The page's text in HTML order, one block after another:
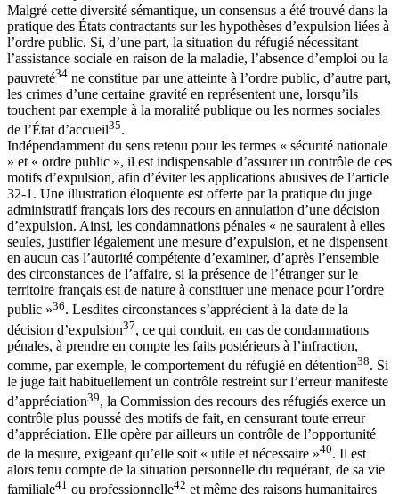
Malgré cette diversité sémantique, un consensus a été trouvé dans la
pratique des États contractants sur les hypothèses d’expulsion liées à
l’ordre public. Si, d’une part, la situation du réfugié nécessitant
l’assistance sociale en raison de la maladie, l’absence d’emploi ou la
pauvreté34 ne constitue par une atteinte à l’ordre public, d’autre part,
les crimes d’une certaine gravité en représentent une, lorsqu’ils
touchent par exemple à la moralité publique ou les normes sociales
de l’État d’accueil35.
Indépendamment du sens retenu pour les termes « sécurité nationale
» et « ordre public », il est indispensable d’assurer un contrôle de ces
motifs d’expulsion, afin d’éviter les applications abusives de l’article
32-1. Une illustration éloquente est offerte par la pratique du juge
administratif français lors des recours en annulation d’une décision
d’expulsion. Ainsi, les condamnations pénales « ne sauraient à elles
seules, justifier légalement une mesure d’expulsion, et ne dispensent
en aucun cas l’autorité compétente d’examiner, d’après l’ensemble
des circonstances de l’affaire, si la présence de l’étranger sur le
territoire français est de nature à constituer une menace pour l’ordre
public »36. Lesdites circonstances s’apprécient à la date de la
décision d’expulsion37, ce qui conduit, en cas de condamnations
pénales, à prendre en compte les faits postérieurs à l’infraction,
comme, par exemple, le comportement du réfugié en détention38. Si
le juge fait habituellement un contrôle restreint sur l’erreur manifeste
d’appréciation39, la Commission des recours des réfugiés exerce un
contrôle plus poussé des motifs de fait, en censurant toute erreur
d’appréciation. Elle opère par ailleurs un contrôle de l’opportunité
de la mesure, exigeant qu’elle soit « utile et nécessaire »40. Il est
alors tenu compte de la situation personnelle du requérant, de sa vie
familiale41 ou professionnelle42 et même des raisons humanitaires